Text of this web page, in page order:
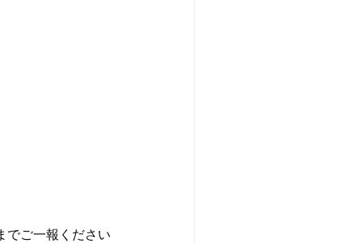
でご一報ください